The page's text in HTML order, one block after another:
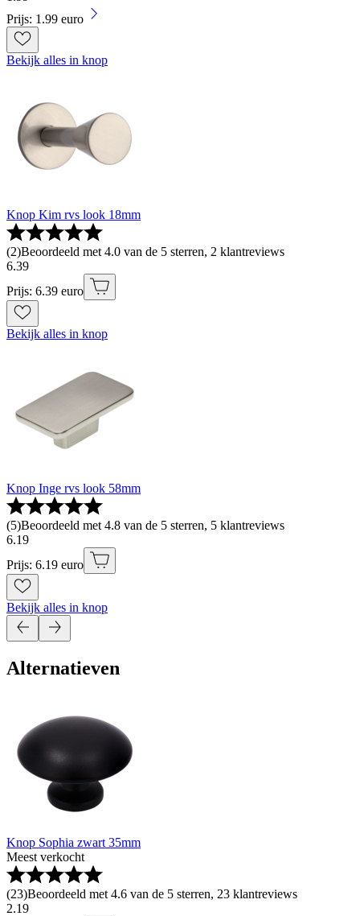
Prijs: 1.99 euro
Bekijk alles in knop
Knop Kim rvs look 18mm
(2)Beoordeeld met 4.0 van de 5 sterren, 2 klantreviews
6.39
Prijs: 6.39 euro
Bekijk alles in knop
Knop Inge rvs look 58mm
(5)Beoordeeld met 4.8 van de 5 sterren, 5 klantreviews
6.19
Prijs: 6.19 euro
Bekijk alles in knop
Alternatieven
Knop Sophia zwart 35mm
Meest verkocht
(23)Beoordeeld met 4.6 van de 5 sterren, 23 klantreviews
2.19